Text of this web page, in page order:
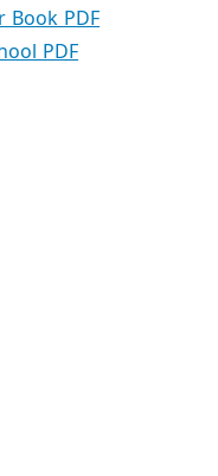
Book PDF
PDF